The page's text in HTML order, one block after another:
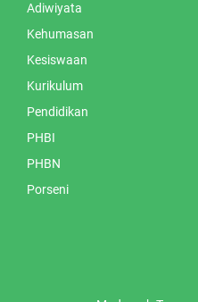
Adiwiyata
Kehumasan
Kesiswaan
Kurikulum
Pendidikan
PHBI
PHBN
Porseni